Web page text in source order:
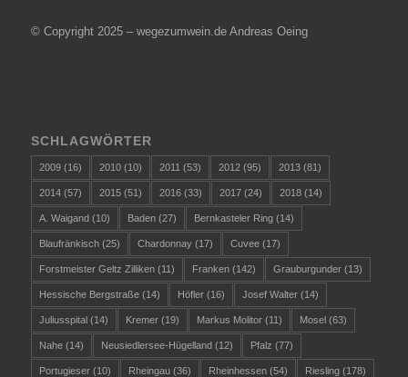
© Copyright 2025 – wegezumwein.de Andreas Oeing
SCHLAGWÖRTER
2009(16) 2010(10) 2011 (53) 2012(95) 2013(81)
2014(57) 2015(51) 2016(33) 2017(24) 2018(14)
A. Waigand (10) Baden(27) Bernkasteler Ring(14)
Blaufränkisch(25) Chardonnay(17) Cuvee(17)
Forstmeister Geltz Zilliken(11) Franken(142) Grauburgunder(13)
Hessische Bergstraße(14) Höfler(16) Josef Walter(14)
Juliusspital (14) Kremer(19) Markus Molitor(11) Mosel (63)
Nahe(14) Neusiedlersee-Hügelland (12) Pfalz (77)
Portugieser(10) Rheingau(36) Rheinhessen(54) Riesling(178)